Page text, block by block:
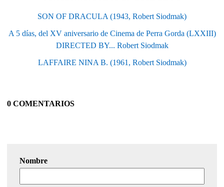
SON OF DRACULA (1943, Robert Siodmak)
A 5 días, del XV aniversario de Cinema de Perra Gorda (LXXIII)
DIRECTED BY... Robert Siodmak
LAFFAIRE NINA B. (1961, Robert Siodmak)
0 COMENTARIOS
Nombre